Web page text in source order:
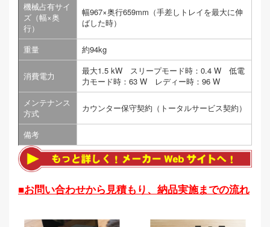
機械占有サイ
ズ（幅×奥
行）
幅967×奥行659mm（手差しトレイを最大に伸
ばした時）
重量 約94kg
消費電力
最大1.5 kW スリープモード時：0.4 W 低電
力モード時：63 W レディー時：96 W
メンテナンス
方式
カウンター保守契約（トータルサービス契約）
備考
■お問い合わせから見積もり、納品実施までの流れ